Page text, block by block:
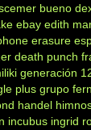
bueno
ebay edith
erasure
death punch
generación
plus grupo
handel
incubus ingrid